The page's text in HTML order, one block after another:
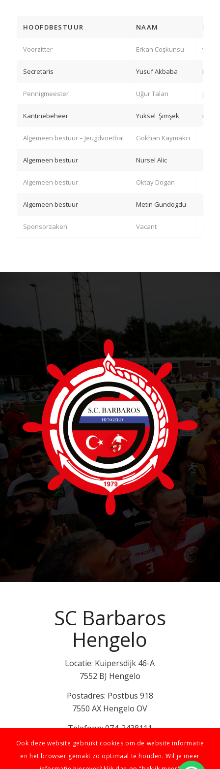
HOOFDBESTUUR NAAM
Voorzitter Erkan Coşkunsu
Secretaris Yusuf Akbaba
Pennigmeester Uğur Talan
Kantinebeheer Yüksel Şimşek
Algemeen bestuur – Jeugdvoetbal Gokhan Kaymakci
Algemeen bestuur Nursel Alic
Algemeen bestuur Oktay Dogan
Algemeen bestuur Metin Gundogdu
Sponsorzaken Vacant
SC Barbaros
Hengelo
Locatie: Kuipersdijk 46-A
7552 BJ Hengelo
Postadres: Postbus 918
7550 AX Hengelo OV
Telefoon: 074-2438111
Mail: info@scbarbaros.nl
Ook deze website gebruikt cookies om de website informatie
en het browser gemakt zo optimaal te houden. Wil je meer